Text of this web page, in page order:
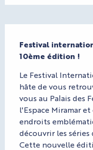
Festival
10ème édition !
Le Festival
hâte de vous
vous au Palais des
l'Espace Miramar
endroits
découvrir les
Cette nouvelle